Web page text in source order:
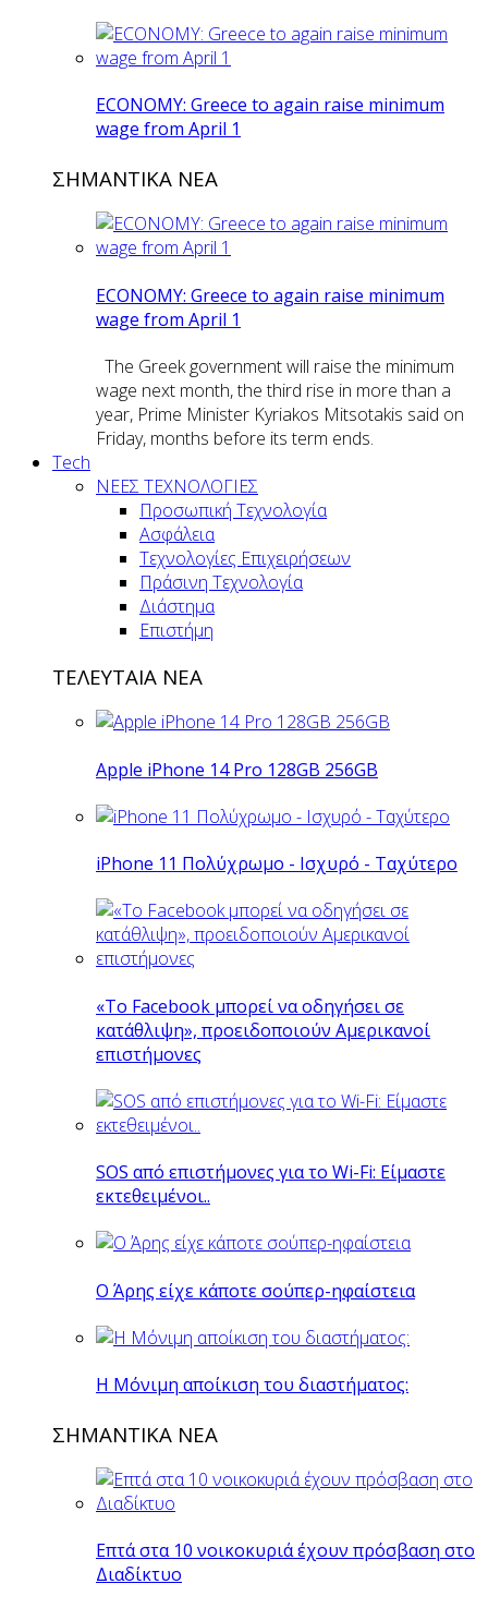
ECONOMY: Greece to again raise minimum
wage from April 1
ΣΗΜΑΝΤΙΚΑ ΝΕΑ
ECONOMY: Greece to again raise minimum
wage from April 1
The Greek government will raise the minimum
wage next month, the third rise in more than a
year, Prime Minister Kyriakos Mitsotakis said on
Friday, months before its term ends.
Tech
ΝΕΕΣ ΤΕΧΝΟΛΟΓΙΕΣ
Προσωπική Τεχνολογία
Ασφάλεια
Τεχνολογίες Επιχειρήσεων
Πράσινη Τεχνολογία
Διάστημα
Επιστήμη
ΤΕΛΕΥΤΑΙΑ ΝΕΑ
Apple iPhone 14 Pro 128GB 256GB
iPhone 11 Πολύχρωμο - Ισχυρό - Ταχύτερο
«Το Facebook μπορεί να οδηγήσει σε
κατάθλιψη», προειδοποιούν Αμερικανοί
επιστήμονες
SOS από επιστήμονες για το Wi-Fi: Είμαστε
εκτεθειμένοι..
O Άρης είχε κάποτε σούπερ-ηφαίστεια
H Mόνιμη αποίκιση του διαστήματος:
ΣΗΜΑΝΤΙΚΑ ΝΕΑ
Επτά στα 10 νοικοκυριά έχουν πρόσβαση στο
Διαδίκτυο